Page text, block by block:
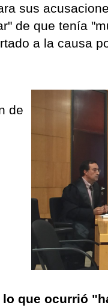
sus
de que tenía
a la causa
de
que ocurrió